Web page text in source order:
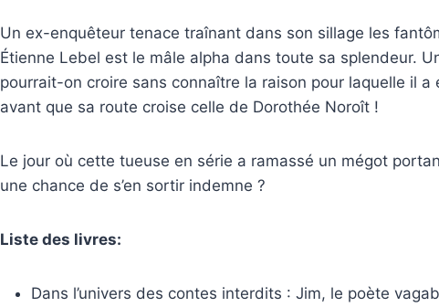
Un ex-enquêteur tenace traînant dans son sillage les
Étienne Lebel est le mâle alpha dans toute sa splendeur.
pourrait-on croire sans connaître la raison pour laquelle il
avant que sa route croise celle de Dorothée Noroît !
Le jour où cette tueuse en série a ramassé un mégot
une chance de s’en sortir indemne ?
Liste des livres:
Dans l’univers des contes interdits : Jim, le poète